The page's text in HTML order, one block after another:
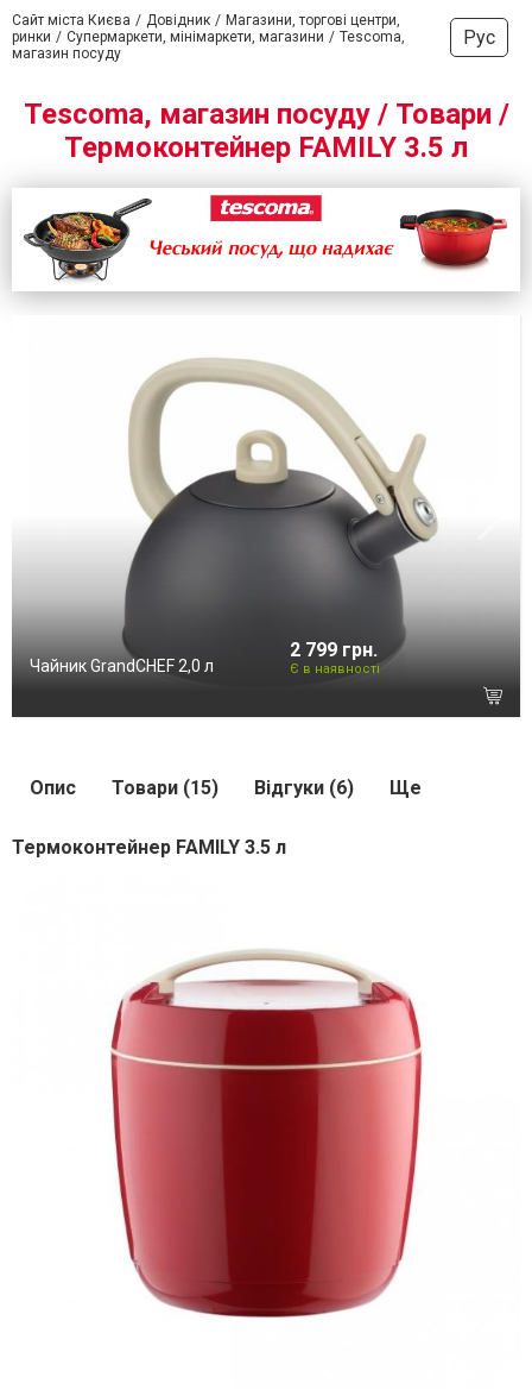
Сайт міста Києва Довідник
Магазини, торгові центри,
ринки
Супермаркети, мінімаркети, магазини
Tescoma,
магазин посуду
Рус
Tescoma, магазин посуду / Товари /
Термоконтейнер FAMILY 3.5 л
Чайник GrandCHEF 2,0 л
2 799 грн.
Є в наявності
Опис Товари (15) Відгуки (6) Ще
Термоконтейнер FAMILY 3.5 л